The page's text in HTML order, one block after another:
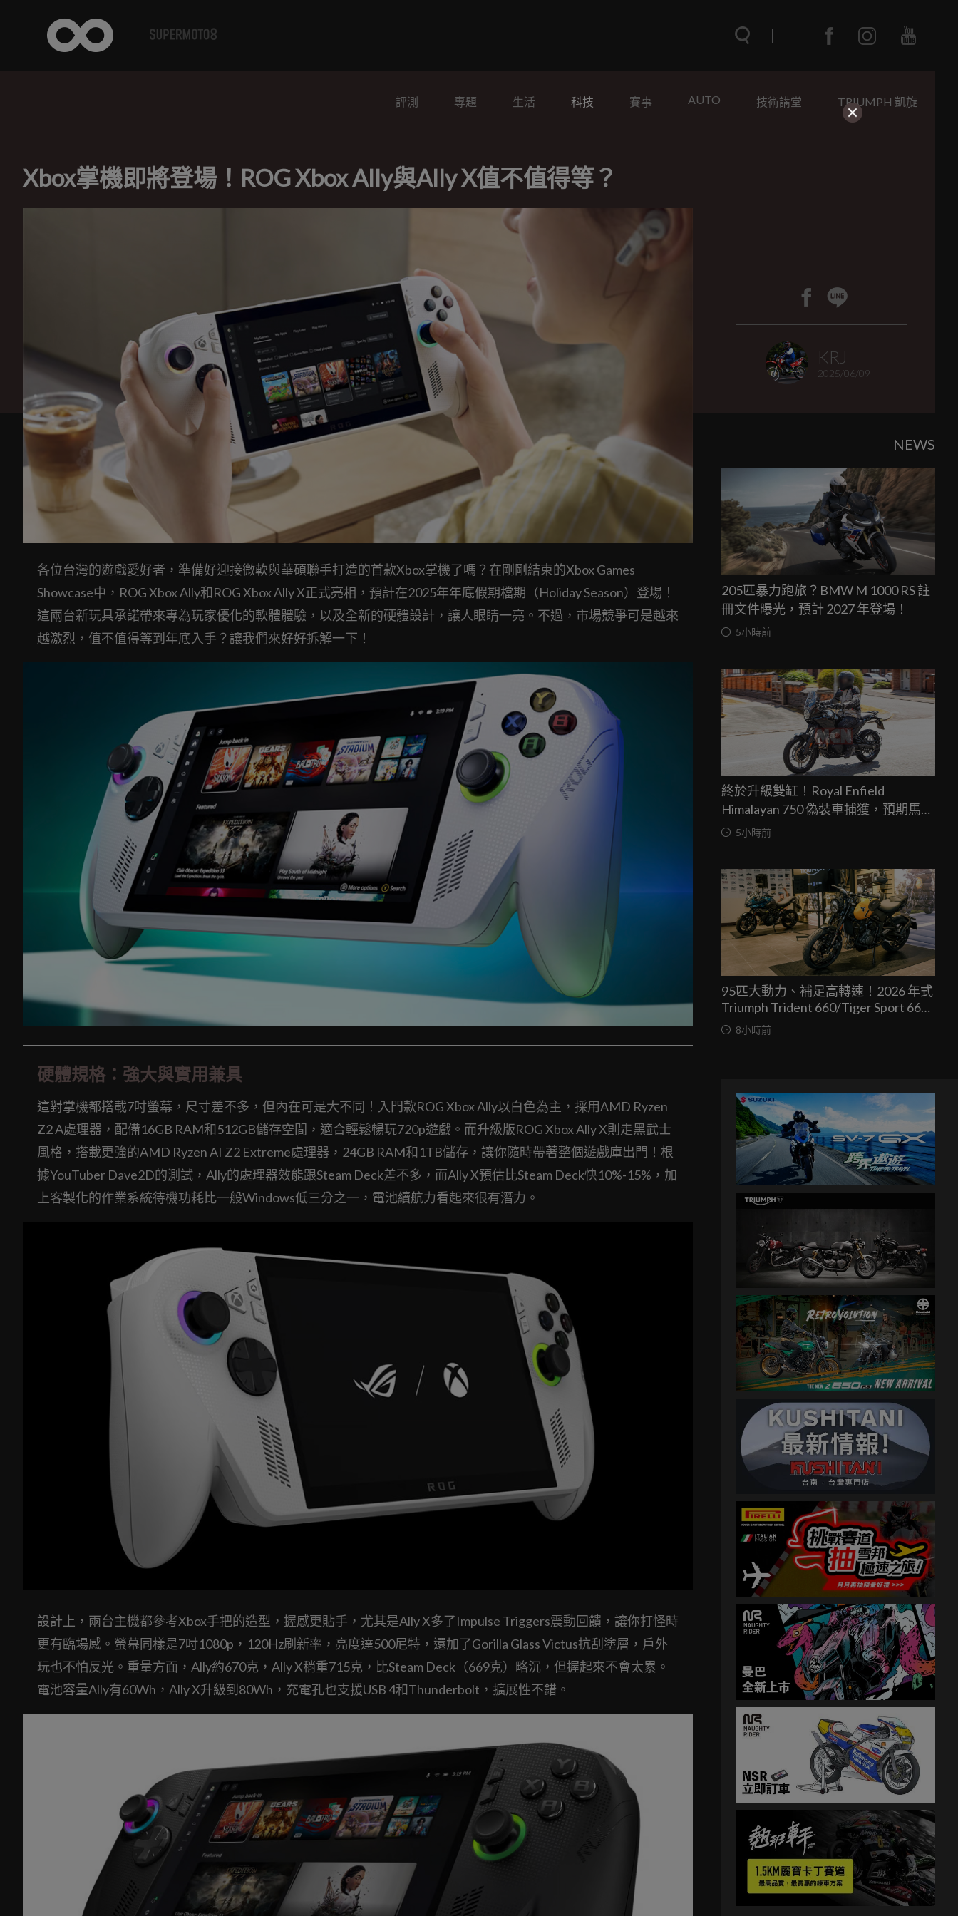
評測 專題 生活 科技 賽事 AUTO 技術講堂 TRIUMPH 凱旋
Xbox掌機即將登場！ROG Xbox Ally與Ally X值不值得等？
KRJ
2025/06/09
各位台灣的遊戲愛好者，準備好迎接微軟與華碩聯手打造的首款Xbox掌機了嗎？在剛剛結束的Xbox Games
Showcase中，ROG Xbox Ally和ROG Xbox Ally X正式亮相，預計在2025年年底假期檔期（Holiday Season）登場！
這兩台新玩具承諾帶來專為玩家優化的軟體體驗，以及全新的硬體設計，讓人眼睛一亮。不過，市場競爭可是越來
越激烈，值不值得等到年底入手？讓我們來好好拆解一下！
硬體規格：強大與實用兼具
這對掌機都搭載7吋螢幕，尺寸差不多，但內在可是大不同！入門款ROG Xbox Ally以白色為主，採用AMD Ryzen
Z2 A處理器，配備16GB RAM和512GB儲存空間，適合輕鬆暢玩720p遊戲。而升級版ROG Xbox Ally X則走黑武士
風格，搭載更強的AMD Ryzen AI Z2 Extreme處理器，24GB RAM和1TB儲存，讓你隨時帶著整個遊戲庫出門！根
據YouTuber Dave2D的測試，Ally的處理器效能跟Steam Deck差不多，而Ally X預估比Steam Deck快10%-15%，加
上客製化的作業系統待機功耗比一般Windows低三分之一，電池續航力看起來很有潛力。
設計上，兩台主機都參考Xbox手把的造型，握感更貼手，尤其是Ally X多了Impulse Triggers震動回饋，讓你打怪時
更有臨場感。螢幕同樣是7吋1080p，120Hz刷新率，亮度達500尼特，還加了Gorilla Glass Victus抗刮塗層，戶外
玩也不怕反光。重量方面，Ally約670克，Ally X稍重715克，比Steam Deck（669克）略沉，但握起來不會太累。
電池容量Ally有60Wh，Ally X升級到80Wh，充電孔也支援USB 4和Thunderbolt，擴展性不錯。
NEWS
205匹暴力跑旅？BMW M 1000 RS 註
冊文件曝光，預計 2027 年登場！
5小時前
終於升級雙缸！Royal Enfield
Himalayan 750 偽裝車捕獲，預期馬力
突破67匹，最快米蘭車展亮相
5小時前
95匹大動力、補足高轉速！2026 年式
Triumph Trident 660/Tiger Sport 660
兩車均一價 39.9 萬台灣發表
8小時前